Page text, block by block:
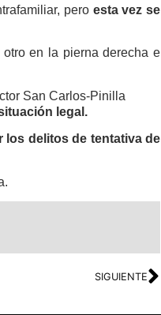
pero esta vez se
en la pierna derecha e
San Carlos-Pinilla
legal.
los delitos de tentativa de
SIGUIENTE